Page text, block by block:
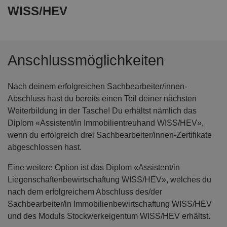
WISS/HEV
Anschlussmöglichkeiten
Nach deinem erfolgreichen Sachbearbeiter/innen-
Abschluss hast du bereits einen Teil deiner nächsten
Weiterbildung in der Tasche! Du erhältst nämlich das
Diplom «Assistent/in Immobilientreuhand WISS/HEV»,
wenn du erfolgreich drei Sachbearbeiter/innen-Zertifikate
abgeschlossen hast.
Eine weitere Option ist das Diplom «Assistent/in
Liegenschaftenbewirtschaftung WISS/HEV», welches du
nach dem erfolgreichem Abschluss des/der
Sachbearbeiter/in Immobilienbewirtschaftung WISS/HEV
und des Moduls Stockwerkeigentum WISS/HEV erhältst.